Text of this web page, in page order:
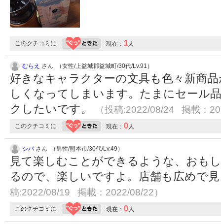
このクチコミに 現在： 1人
むらえ さん （女性/上益城郡益城町/30代/Lv.91）
好きなキャラクターの文具も色々新商
しくなってしまいます。たまにセール
クしたいです。
（投稿:2022/08/24 掲載：
このクチコミに 現在： 0人
シバさん （男性/熊本市/30代/Lv.49）
見て楽しむことができるような、おも
るので、楽しいですよ。店舗も広めで
稿:2022/08/19 掲載：2022/08/22）
このクチコミに 現在： 0人